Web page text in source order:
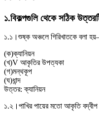
১.বিকল্পগুলি থেকে সঠিক
১.১।শুষ্ক অঞ্চলে গিরিখাতকে বলা
(ক)ক্যানিয়ন
(খ)V আকৃতির উপত্যকা
(গ)মন্থকূপ
(ঘ)ধান্দ
উত্তর:ক্যানিয়ন
১.২। পাখির পায়ের মতো আকৃতি